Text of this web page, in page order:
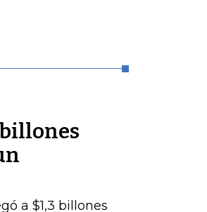
a $1,3 billones